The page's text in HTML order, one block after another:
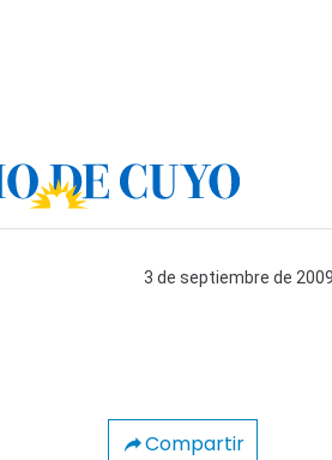
3 de septiembre de
Compartir